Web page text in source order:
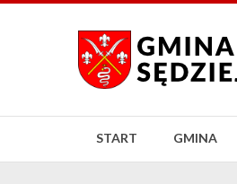
START GMINA